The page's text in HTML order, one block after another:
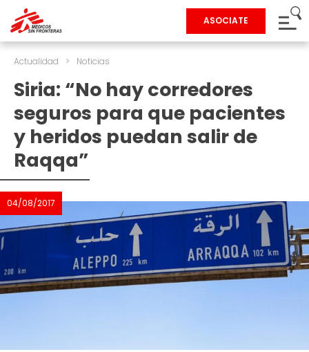
ASOCIATE
Actualidad > Noticias
Siria: “No hay corredores
seguros para que pacientes
y heridos puedan salir de
Raqqa”
04/08/2017